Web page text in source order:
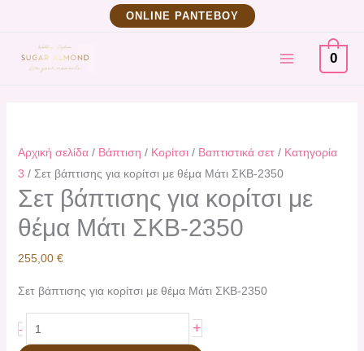
περιεχόμενο
ΟNLINE ΡΑΝΤΕΒΟΥ
MAIN
MENU
0
Αρχική σελίδα/ Βάπτιση / Κορίτσι/ Βαπτιστικά σετ/ Κατηγορία
3 / Σετ βάπτισης για κορίτσι με θέμα Μάτι ΣΚΒ-2350
Σετ βάπτισης για κορίτσι με
θέμα Μάτι ΣΚΒ-2350
255,00 €
Σετ βάπτισης για κορίτσι με θέμα Μάτι ΣΚΒ-2350
-
για
κορίτσι
ΣΚΒ-2350
ποσότητα
+